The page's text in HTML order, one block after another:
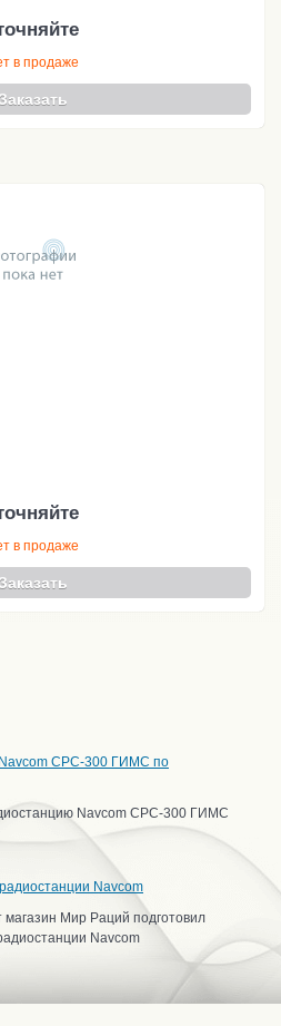
в продаже
в продаже
CPC-300 ГИМС по
Navcom CPC-300 ГИМС
Navcom
магазин Мир Раций подготовил
Navcom